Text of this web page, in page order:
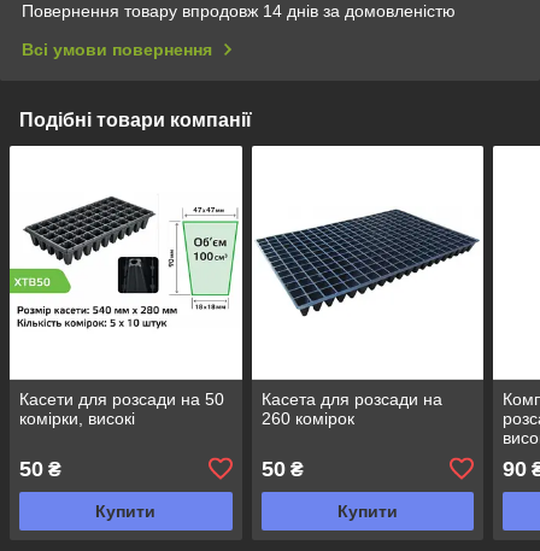
Повернення товару впродовж 14 днів за домовленістю
Всі умови повернення
Подібні товари компанії
Касети для розсади на 50
комірки, високі
50 ₴
Купити
Касета для розсади на
260 комірок
50₴
Купити
90